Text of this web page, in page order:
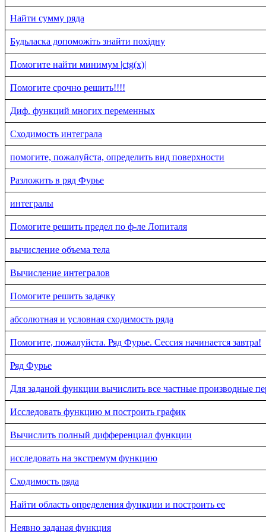
Найти сумму ряда
Будьласка допоможіть знайти похідну
Помогите найти минимум |ctg(x)|
Помогите срочно решить!!!!
Диф. функций многих переменных
Сходимость интеграла
помогите, пожалуйста, определить вид поверхности
Разложить в ряд Фурье
интегралы
Помогите решить предел по ф-ле Лопиталя
вычисление объема тела
Вычисление интегралов
Помогите решить задачку
абсолютная и условная сходимость ряда
Помогите, пожалуйста. Ряд Фурье. Сессия начинается завтра!
Ряд Фурье
Для заданой функции вычислить все частные производные
Исследовать функцию м построить график
Вычислить полный дифференциал функции
исследовать на экстремум функцию
Сходимость ряда
Найти область определения функции и построить ее
Неявно заданая функция